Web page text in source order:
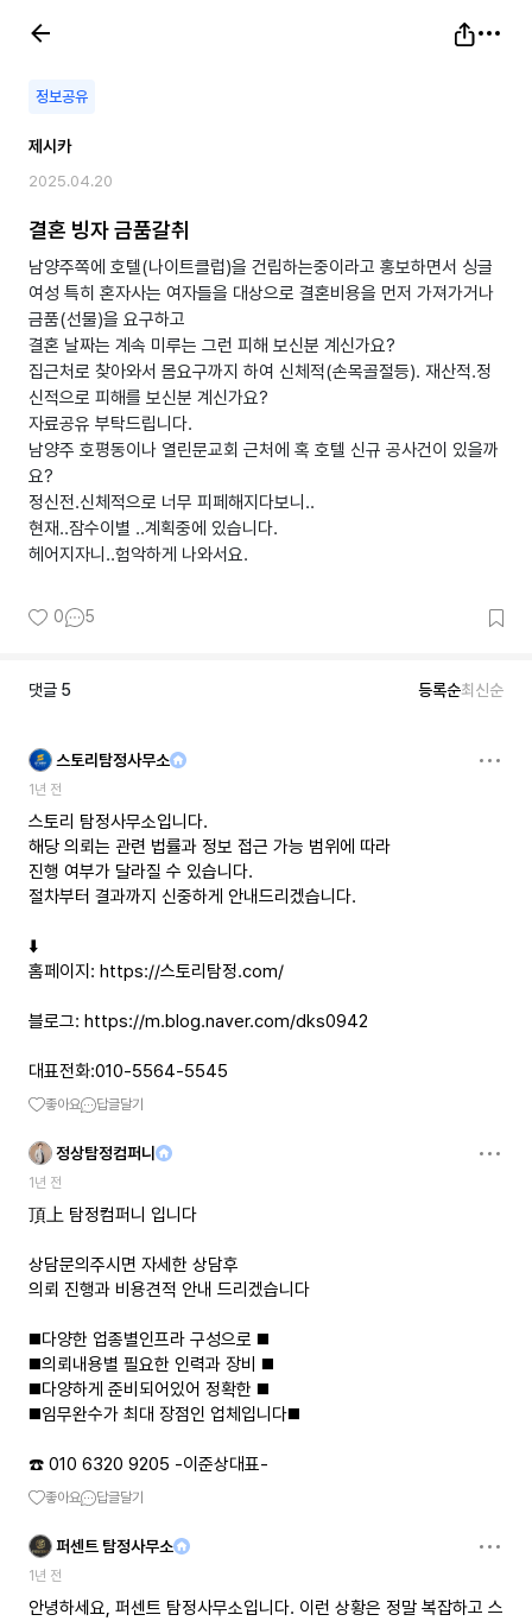
정보공유
제시카
2025.04.20
결혼 빙자 금품갈취
남양주쪽에 호텔(나이트클럽)을 건립하는중이라고 홍보하면서 싱글
여성 특히 혼자사는 여자들을 대상으로 결혼비용을 먼저 가져가거나
금품(선물)을 요구하고
결혼 날짜는 계속 미루는 그런 피해 보신분 계신가요?
집근처로 찾아와서 몸요구까지 하여 신체적(손목골절등). 재산적.정
신적으로 피해를 보신분 계신가요?
자료공유 부탁드립니다.
남양주 호평동이나 열린문교회 근처에 혹 호텔 신규 공사건이 있을까
요?
정신전.신체적으로 너무 피페해지다보니..
현재..잠수이별 ..계획중에 있습니다.
헤어지자니..험악하게 나와서요.
0 5
댓글 5 등록순최신순
스토리탐정사무소
1년 전
스토리 탐정사무소입니다.
해당 의뢰는 관련 법률과 정보 접근 가능 범위에 따라
진행 여부가 달라질 수 있습니다.
절차부터 결과까지 신중하게 안내드리겠습니다.
⬇️
홈페이지: https://스토리탐정.com/
블로그: https://m.blog.naver.com/dks0942
대표전화:010-5564-5545
좋아요 답글달기
정상탐정컴퍼니
1년 전
頂上 탐정컴퍼니 입니다
상담문의주시면 자세한 상담후
의뢰 진행과 비용견적 안내 드리겠습니다
◼️다양한 업종별인프라 구성으로 ◼️
◼️의뢰내용별 필요한 인력과 장비 ◼️
◼️다양하게 준비되어있어 정확한 ◼️
◼️임무완수가 최대 장점인 업체입니다◼️
☎️ 010 6320 9205 -이준상대표-
좋아요 답글달기
퍼센트 탐정사무소
1년 전
안녕하세요, 퍼센트 탐정사무소입니다. 이런 상황은 정말 복잡하고 스